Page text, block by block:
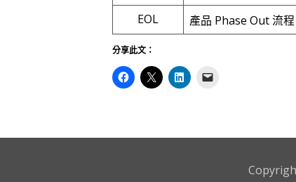
EOL
產品 Phase Out 流程
分享此文：